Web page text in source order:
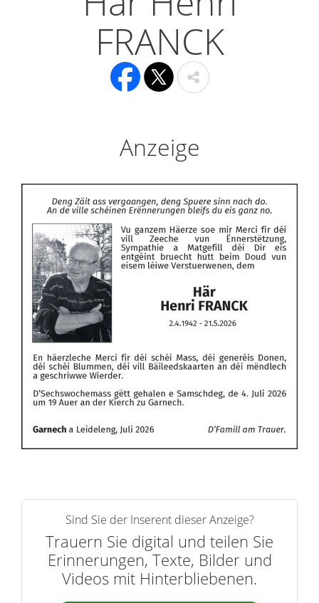
FRANCK
Anzeige
Sind Sie der Inserent dieser Anzeige?
Trauern Sie digital und teilen Sie
Erinnerungen, Texte, Bilder und
Videos mit Hinterbliebenen.